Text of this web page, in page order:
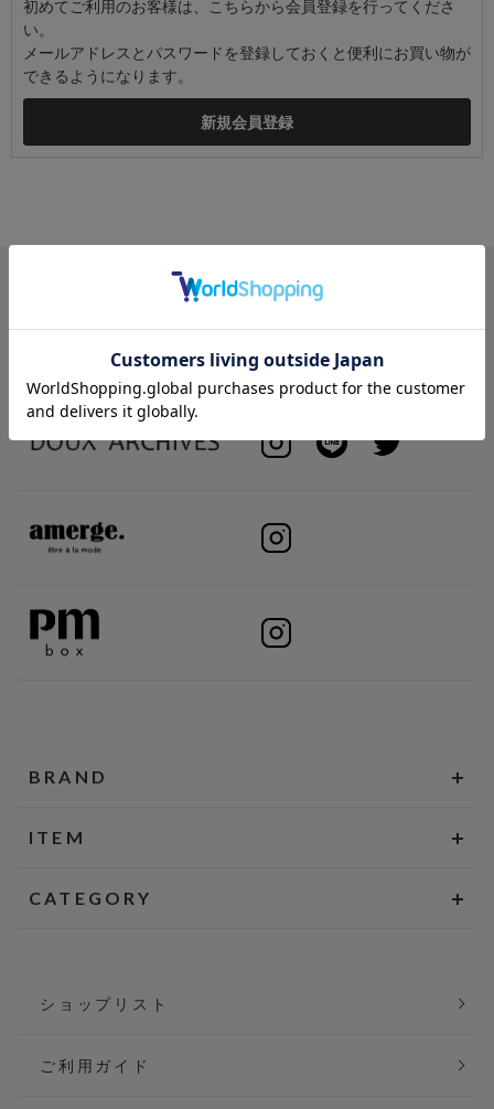
初めてご利用のお客様は、こちらから会員登録を行ってくださ
い。
メールアドレスとパスワードを登録しておくと便利にお買い物が
できるようになります。
BRAND
ITEM
CATEGORY
ショップリスト
ご利用ガイド